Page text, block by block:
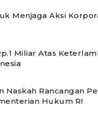
Menjaga Aksi
Miliar Atas
Naskah Rancangan
Hukum RI